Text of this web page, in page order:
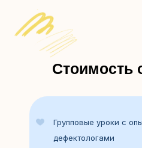
Групповые уроки с
дефектологами
Стоимость